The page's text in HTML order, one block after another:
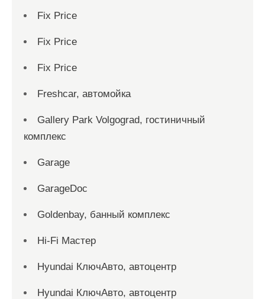
Fix Price
Fix Price
Fix Price
Freshcar, автомойка
Gallery Park Volgograd, гостиничный
комплекс
Garage
GarageDoc
Goldenbay, банный комплекс
Hi-Fi Мастер
Hyundai КлючАвто, автоцентр
Hyundai КлючАвто, автоцентр